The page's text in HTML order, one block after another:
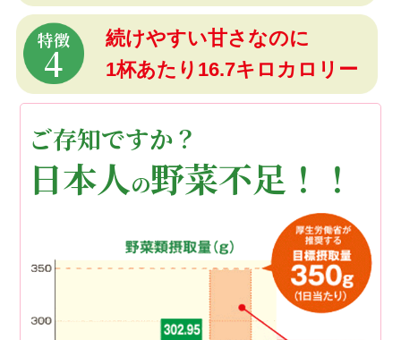
特徴
4
続けやすい甘さなのに
1杯あたり16.7キロカロリー
ご存知ですか？
日本人の野菜不足！！